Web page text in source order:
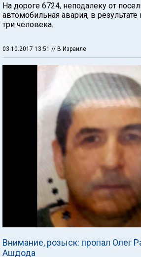
На дороге 6724, неподалеку от
автомобильная авария, в
три человека.
03.10.2017 13:51 // В Израиле
Внимание, розыск: пропал Олег
Ашдода